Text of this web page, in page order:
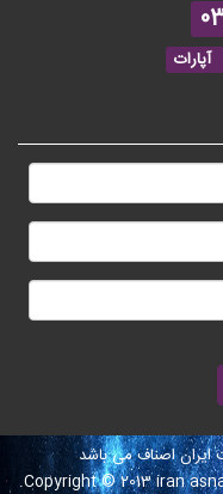
آپارات
اصناف می باشد
Copyright © 2013 iran